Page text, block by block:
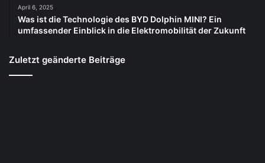
April 6, 2025
Was ist die Technologie des BYD Dolphin MINI? Ein
umfassender Einblick in die Elektromobilität der Zukunft
Zuletzt geänderte Beiträge